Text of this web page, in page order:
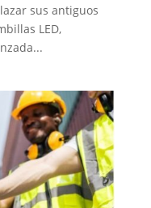
sus antiguos
LED,